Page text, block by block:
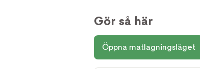
Gör så här
Öppna matlagningsläget